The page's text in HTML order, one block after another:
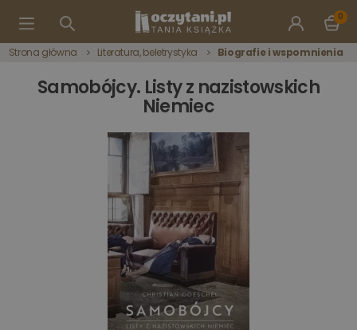
0
Strona główna Literatura, beletrystyka Biografie i wspomnienia
Samobójcy. Listy z nazistowskich
Niemiec